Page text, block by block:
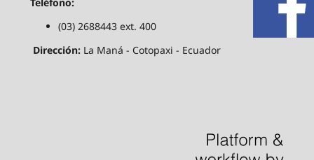
(03) 2688443 ext. 400
Dirección: La Maná - Cotopaxi - Ecuador